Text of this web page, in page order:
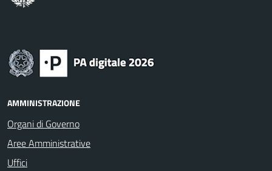
AMMINISTRAZIONE
Organi di Governo
Aree Amministrative
Uffici